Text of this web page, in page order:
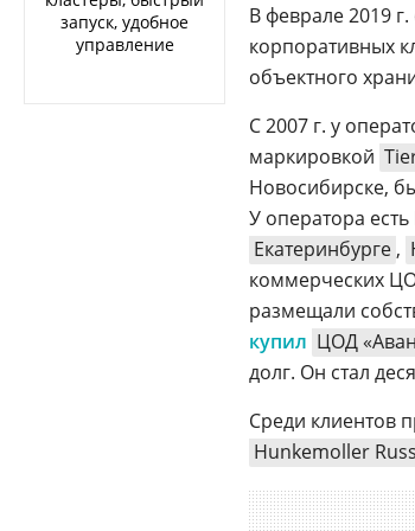
запуск, удобное
управление
В феврале 2019
корпоративных
объектного
С 2007 г. у
маркировкой
Новосибирске,
У оператора
Екатеринбурге ,
коммерческих
размещали
купил ЦОД
долг. Он стал
Среди клиентов
Hunkemoller